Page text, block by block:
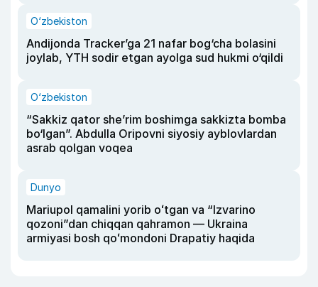
O‘zbekiston
Andijonda Tracker’ga 21 nafar bog‘cha bolasini
joylab, YTH sodir etgan ayolga sud hukmi o‘qildi
O‘zbekiston
“Sakkiz qator she’rim boshimga sakkizta bomba
bo‘lgan”. Abdulla Oripovni siyosiy ayblovlardan
asrab qolgan voqea
Dunyo
Mariupol qamalini yorib oʻtgan va “Izvarino
qozoni”dan chiqqan qahramon — Ukraina
armiyasi bosh qoʻmondoni Drapatiy haqida